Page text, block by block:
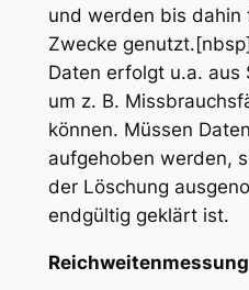
und werden bis dahin
Zwecke
Daten erfolgt u.a. aus
um z. B.
können. Müssen
aufgehoben werden,
der Löschung
endgültig geklärt ist.